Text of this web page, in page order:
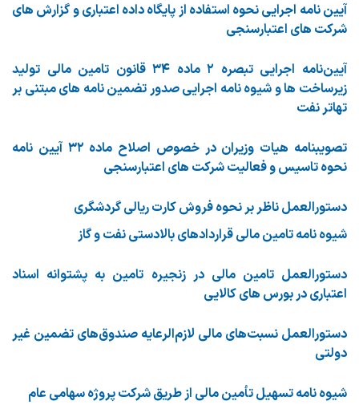
آیین نامه اجرایی نحوه استفاده از پایگاه داده اعتباری و گزارش های
شرکت های اعتبارسنجی
آیین‌نامه اجرایی تبصره ۲ ماده ۳۴ قانون تامین مالی تولید
زیرساخت ها و شیوه نامه اجرایی صدور تضمین نامه های مبتنی بر
تهاتر نفت
تصویبنامه هیات وزیران در خصوص اصلاح ماده ۳۲ آیین نامه
نحوه تاسیس و فعالیت شرکت های اعتبارسنجی
دستورالعمل ناظر بر نحوه فروش کارت ریالی گردشگری
شیوه نامه تامین مالی قراردادهای بالادستی نفت و گاز
دستورالعمل تامین مالی در زنجیره تامین به پشتوانه اسناد
اعتباری در بورس های کالایی
دستورالعمل نسبت‌های مالی لازم‌الرعایه صندوق‌های تضمین غیر
دولتی
شیوه نامه تسهیل تأمین مالی از طریق شرکت پروژه سهامی عام